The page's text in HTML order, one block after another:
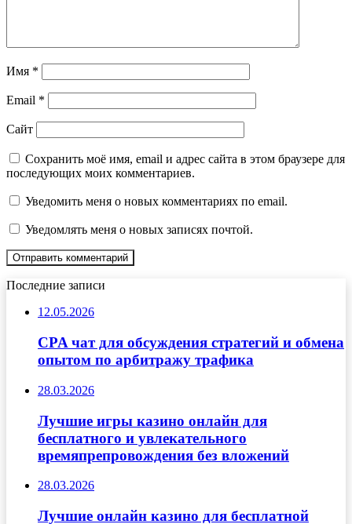
Имя *
Email *
Сайт
Сохранить моё имя, email и адрес сайта в этом браузере для
последующих моих комментариев.
Уведомить меня о новых комментариях по email.
Уведомлять меня о новых записях почтой.
Последние записи
12.05.2026
CPA чат для обсуждения стратегий и обмена
опытом по арбитражу трафика
28.03.2026
Лучшие игры казино онлайн для
бесплатного и увлекательного
времяпрепровождения без вложений
28.03.2026
Лучшие онлайн казино для бесплатной